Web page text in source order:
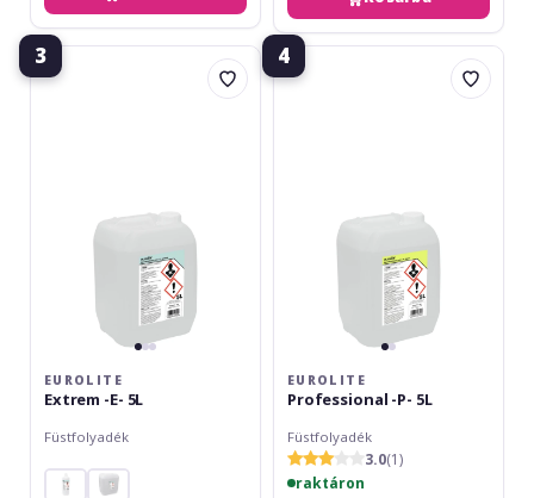
3
Eurolite
Extrem
EUROLITE
Extrem -E- 5L
Füstfolyadék
4
Eurolite
Professional
EUROLITE
Professional -P- 5L
Füstfolyadék
3.0(1)
raktáron